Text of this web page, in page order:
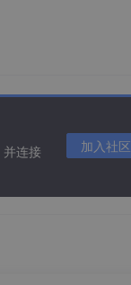
描述包含
- 根因推断：[AI生
并连接
加入社区